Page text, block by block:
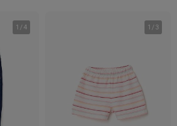
1 /4 1 / 3